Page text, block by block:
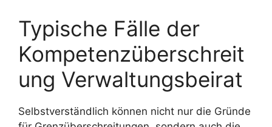
Typische Fälle der
Kompetenzüberschreit
ung Verwaltungsbeirat
Selbstverständlich können nicht nur die Gründe